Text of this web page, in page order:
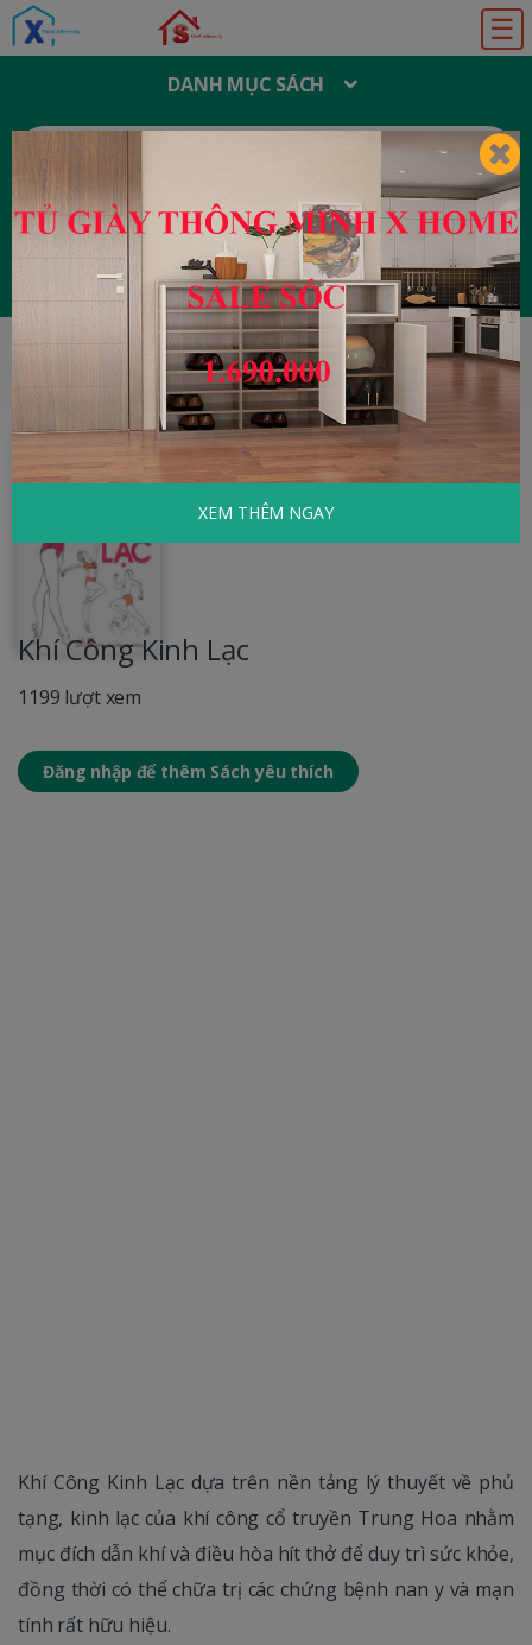
☰
DANH MỤC SÁCH
T
M
I
M
Đăng ký Đăng nhập
HOME Y Học - Sức Khỏe Khí Công Kinh Lạc
Khí Công Kinh Lạc
1199 lượt xem
Đăng nhập để thêm Sách yêu thích
Khí Công Kinh Lạc dựa trên nền tảng lý thuyết về phủ
tạng, kinh lạc của khí công cổ truyền Trung Hoa nhằm
mục đích dẫn khí và điều hòa hít thở để duy trì sức khỏe,
đồng thời có thể chữa trị các chứng bệnh nan y và mạn
tính rất hữu hiệu.
XEM THÊM NGAY